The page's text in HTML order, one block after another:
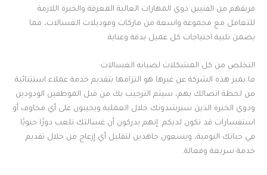
فريقهم من الفنيين ذوي المهارات العالية المعرفة والخبرة اللازمة
للتعامل مع مجموعة واسعة من ماركات وموديلات الغسالات، مما
يضمن تلبية احتياجات كل عميل بدقة وعناية.
التخلص من كل المشكلات لصيانه الغسالات
ما يميز هذه الشركة عن غيرها هو التزامها بتقديم خدمة عملاء استثنائية.
من لحظة اتصالك بهم، سيتم الترحيب بك من قبل الموظفين الودودين
وذوي الخبرة الذين سيرشدونك خلال العملية ويجيبون على أي مخاوف أو
استفسارات قد تكون لديكم. إنهم يدركون أن غسالتك تلعب دورًا حيويًا
في حياتك اليومية، ويسعون جاهدين لتقليل أي إزعاج من خلال تقديم
خدمة سريعة وفعالة.